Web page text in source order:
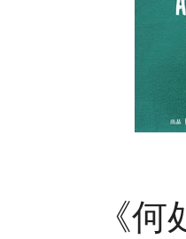
《何处